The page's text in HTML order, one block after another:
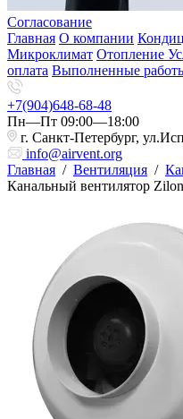
Согласование
Главная О компании
Микроклимат Отопление
оплата Выполненные
+7(904)648-68-48
Пн—Пт 09:00—18:00
г. Санкт-Петербург,
info@airvent.org
Главная / Вентиляция /
Канальный вентилятор